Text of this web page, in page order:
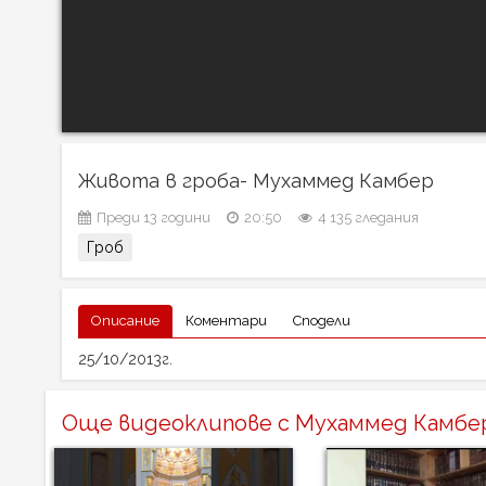
Живота в гроба- Мухаммед Камбер
Преди 13 години 20:50 4 135 гледания
Гроб
Описание Коментари Сподели
25/10/2013г.
Още видеоклипове с Мухаммед